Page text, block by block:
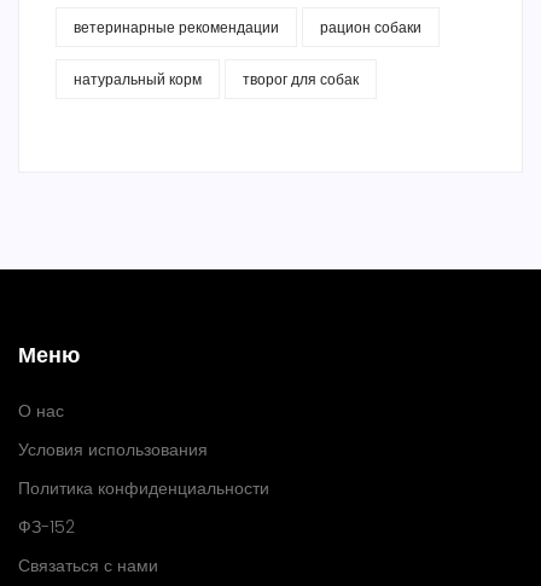
ветеринарные рекомендации рацион собаки
натуральный корм творог для собак
Меню
О нас
Условия использования
Политика конфиденциальности
ФЗ-152
Связаться с нами